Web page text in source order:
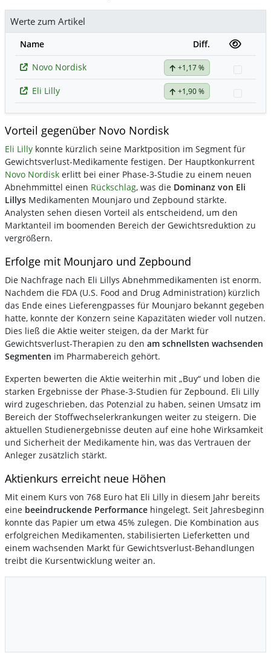
Werte zum Artikel
Name
Diff.
Novo Nordisk
+1,17 %
Eli Lilly
+1,90 %
Vorteil gegenüber Novo Nordisk
Eli Lilly konnte kürzlich seine Marktposition im Segment für
Gewichtsverlust-Medikamente festigen. Der Hauptkonkurrent
Novo Nordisk erlitt bei einer Phase-3-Studie zu einem neuen
Abnehmmittel einen Rückschlag, was die Dominanz von Eli
Lillys Medikamenten Mounjaro und Zepbound stärkte.
Analysten sehen diesen Vorteil als entscheidend, um den
Marktanteil im boomenden Bereich der Gewichtsreduktion zu
vergrößern.
Erfolge mit Mounjaro und Zepbound
Die Nachfrage nach Eli Lillys Abnehmmedikamenten ist enorm.
Nachdem die FDA (U.S. Food and Drug Administration) kürzlich
das Ende eines Lieferengpasses für Mounjaro bekannt gegeben
hatte, konnte der Konzern seine Kapazitäten wieder voll nutzen.
Dies ließ die Aktie weiter steigen, da der Markt für
Gewichtsverlust-Therapien zu den am schnellsten wachsenden
Segmenten im Pharmabereich gehört.
Experten bewerten die Aktie weiterhin mit „Buy“ und loben die
starken Ergebnisse der Phase-3-Studien für Zepbound. Eli Lilly
wird zugeschrieben, das Potenzial zu haben, seinen Umsatz im
Bereich der Stoffwechselerkrankungen weiter zu steigern. Die
aktuellen Studienergebnisse deuten auf eine hohe Wirksamkeit
und Sicherheit der Medikamente hin, was das Vertrauen der
Anleger zusätzlich stärkt.
Aktienkurs erreicht neue Höhen
Mit einem Kurs von 768 Euro hat Eli Lilly in diesem Jahr bereits
eine beeindruckende Performance hingelegt. Seit Jahresbeginn
konnte das Papier um etwa 45% zulegen. Die Kombination aus
erfolgreichen Medikamenten, stabilisierten Lieferketten und
einem wachsenden Markt für Gewichtsverlust-Behandlungen
treibt die Kursentwicklung weiter an.